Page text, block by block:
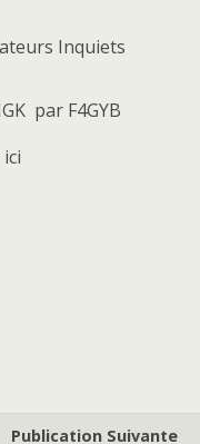
par F4GYB
Publication Suivante